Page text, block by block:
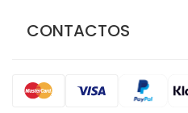
CONTACTOS